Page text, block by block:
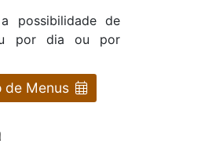
possibilidade de
por dia ou por
de Menus